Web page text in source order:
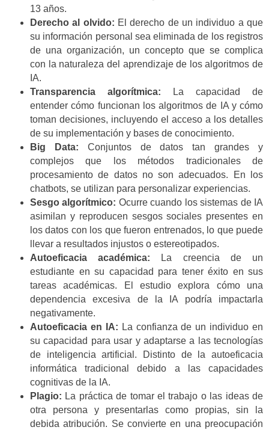
13 años.
Derecho al olvido: El derecho de un individuo a que
su información personal sea eliminada de los registros
de una organización, un concepto que se complica
con la naturaleza del aprendizaje de los algoritmos de
IA.
Transparencia algorítmica: La capacidad de
entender cómo funcionan los algoritmos de IA y cómo
toman decisiones, incluyendo el acceso a los detalles
de su implementación y bases de conocimiento.
Big Data: Conjuntos de datos tan grandes y
complejos que los métodos tradicionales de
procesamiento de datos no son adecuados. En los
chatbots, se utilizan para personalizar experiencias.
Sesgo algorítmico: Ocurre cuando los sistemas de IA
asimilan y reproducen sesgos sociales presentes en
los datos con los que fueron entrenados, lo que puede
llevar a resultados injustos o estereotipados.
Autoeficacia académica: La creencia de un
estudiante en su capacidad para tener éxito en sus
tareas académicas. El estudio explora cómo una
dependencia excesiva de la IA podría impactarla
negativamente.
Autoeficacia en IA: La confianza de un individuo en
su capacidad para usar y adaptarse a las tecnologías
de inteligencia artificial. Distinto de la autoeficacia
informática tradicional debido a las capacidades
cognitivas de la IA.
Plagio: La práctica de tomar el trabajo o las ideas de
otra persona y presentarlas como propias, sin la
debida atribución. Se convierte en una preocupación